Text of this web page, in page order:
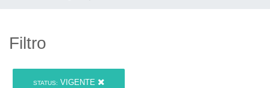
Filtro
STATUS: VIGENTE